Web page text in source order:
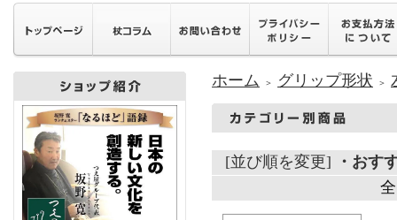
ホーム ＞ グリップ形状 ＞
[並び順を変更]
・おす